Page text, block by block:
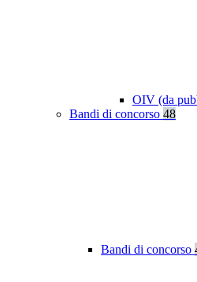
OIV (da
Bandi di concorso 48
Bandi di concorso